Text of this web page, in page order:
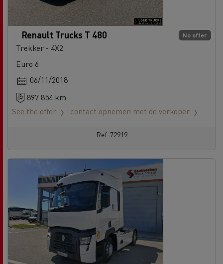
No offer
Renault Trucks T 480
Trekker - 4X2
Euro 6
06/11/2018
897 854 km
See the offer
contact opnemen met de verkoper
Ref: 72919